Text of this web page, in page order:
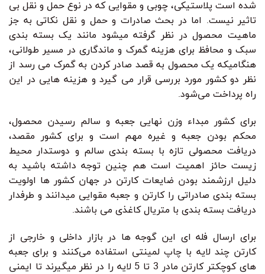
شده است پلاستیکی، چوبی و مقوایی که در نوع حمل و نقل بی
تاثیر نیست. اما در بحث صادرات و حمل و نقل نکاتی به جز
ماهیت محصول در نظر گرفته میشود مانند یک بسته بندی
سبک و محافظ برای هزینه گمرک و ماندگاری در مسیر طولانی،
هنگامیکه یک محصول به قصد صادر کردن به گمرک می رسد از
نظر دو کشور مورد بررسی قرار می گیرد و هزینه هایی در این
راه پرداخت می‌شود.
برای کشور مبداء وزن نهایی جعبه و سالم رسیدن محصول،
محکم بودن جعبه و غیره مهم است و برای کشور مقصد،
دریافت محصولی تازه با بسته بندی سالم و دوستدار محیط
زیست حائز اهمیت است هم چنین توجه داشته باشید به
دلیل ارزشمند بودن ضایعات کارتن در جهان کشور ها اولویت
بسته بندی صادراتی را کارتن و جعبه مقوایی میدانند و طرفدار
دریافت بسته بندی با متریال کاغذی می باشند.
برای ارسال فله ای این گوجه ها در بازار داخلی و خارجی از
کارتن چند لایه با چاپ لمینتی استفاده می‌کنند و برای جعبه
های کوچکتر کارتن مادر 3 تا 5 لایه را در نظر میگیرند تا ایمنی